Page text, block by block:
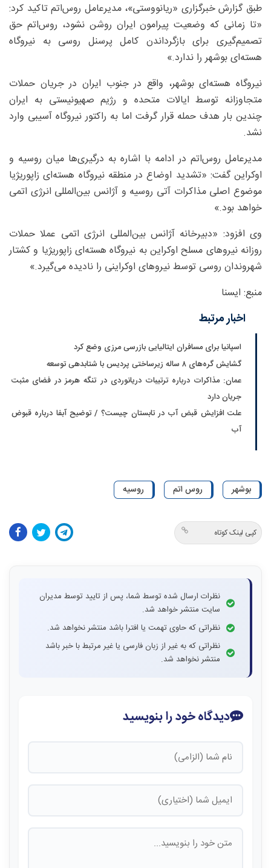
طبق گزارش خبرگزاری «ریانووستی»، مدیرعامل روس‌اتم تاکید کرد:
«تا زمانی که وضعیت پیرامون ایران روشن نشود، روس‌اتم حق
تصمیم‌گیری برای بازگرداندن کامل پرسنل روسی به نیروگاه
هسته‌ای بوشهر را ندارد.»
نیروگاه هسته‌ای بوشهر، واقع در جنوب ایران در جریان حملات
متجاوزانه توسط ایالات متحده و رژیم صهیونیستی به ایران
چندین بار هدف حمله قرار گرفت اما به راکتور نیروگاه آسیبی وارد
نشد.
مدیرعامل روس‌اتم در ادامه با اشاره به درگیری‌ها میان روسیه و
اوکراین گفت: «تشدید اوضاع در منطقه نیروگاه هسته‌ای زاپوریژیا
موضوع اصلی مذاکرات آتی روسیه و آژانس بین‌المللی انرژی اتمی
خواهد بود.»
وی افزود: «دبیرخانه آژانس بین‌المللی انرژی اتمی عملا حملات
روزانه نیروهای مسلح اوکراین به نیروگاه هسته‌ای زاپوریژیا و کشتار
شهروندان روسی توسط نیروهای اوکراینی را نادیده می‌گیرد.»
منبع: ایسنا
اخبار مرتبط
اسپانیا برای مسافران ایتالیایی بازرسی مرزی وضع کرد
گشایش گره‌های ۸ ساله زیرساختی پردیس با شتابدهی توسعه
عمان: مذاکرات درباره ترتیبات دریانوردی در تنگه هرمز در فضای مثبت
جریان دارد
علت افزایش قبض آب در تابستان چیست؟ / توضیح آبفا درباره قبوض
آب
بوشهر روس اتم روسیه
کپی لینک کوتاه
نظرات ارسال شده توسط شما، پس از تایید توسط مدیران
سایت منتشر خواهد شد.
نظراتی که حاوی تهمت یا افترا باشد منتشر نخواهد شد.
نظراتی که به غیر از زبان فارسی یا غیر مرتبط با خبر باشد
منتشر نخواهد شد.
دیدگاه خود را بنویسید